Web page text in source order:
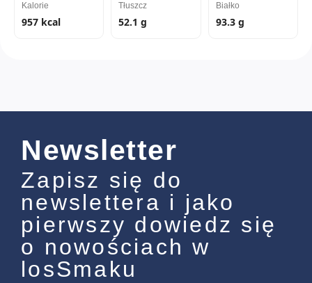
Kalorie
957 kcal
Tłuszcz
52.1 g
Białko
93.3 g
Newsletter
Zapisz się do
newslettera i jako
pierwszy dowiedz się
o nowościach w
losSmaku